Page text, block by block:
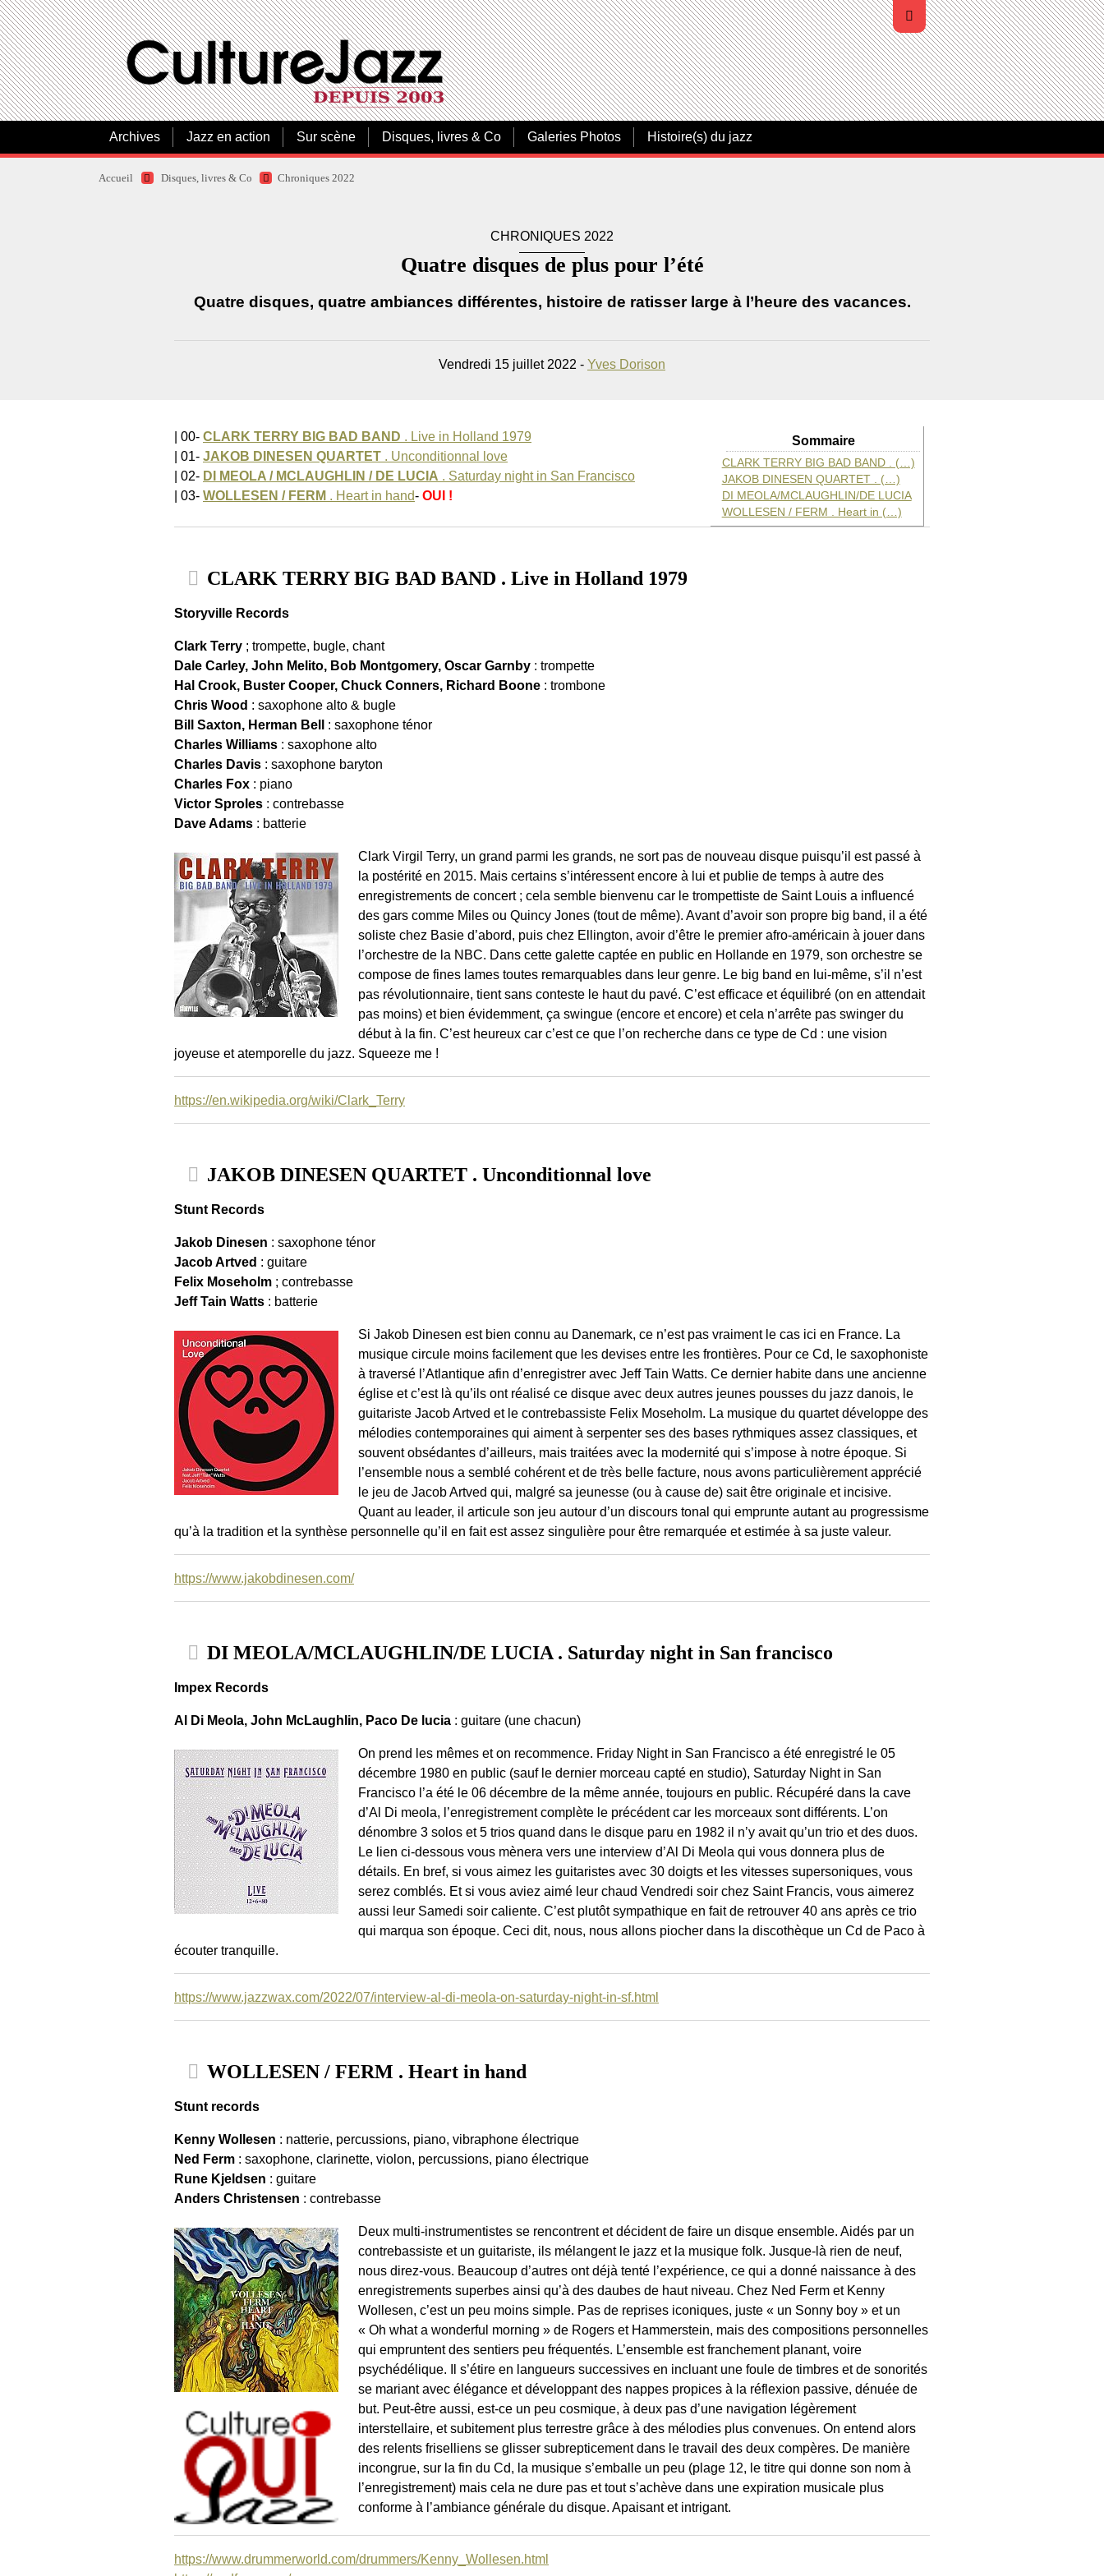
Archives Jazz en action Sur scène Disques, livres & Co Galeries Photos Histoire(s) du jazz
Accueil Disques, livres & Co Chroniques 2022
CHRONIQUES 2022
Quatre disques de plus pour l’été
Quatre disques, quatre ambiances différentes, histoire de ratisser large à l’heure des vacances.
Vendredi 15 juillet 2022 - Yves Dorison
Sommaire
CLARK TERRY BIG BAD BAND . (…)
JAKOB DINESEN QUARTET . (…)
DI MEOLA/MCLAUGHLIN/DE LUCIA
WOLLESEN / FERM . Heart in (…)
| 00- CLARK TERRY BIG BAD BAND . Live in Holland 1979
| 01- JAKOB DINESEN QUARTET . Unconditionnal love
| 02- DI MEOLA / MCLAUGHLIN / DE LUCIA . Saturday night in San Francisco
| 03- WOLLESEN / FERM . Heart in hand- OUI !
CLARK TERRY BIG BAD BAND . Live in Holland 1979
Storyville Records
Clark Terry ; trompette, bugle, chant
Dale Carley, John Melito, Bob Montgomery, Oscar Garnby : trompette
Hal Crook, Buster Cooper, Chuck Conners, Richard Boone : trombone
Chris Wood : saxophone alto & bugle
Bill Saxton, Herman Bell : saxophone ténor
Charles Williams : saxophone alto
Charles Davis : saxophone baryton
Charles Fox : piano
Victor Sproles : contrebasse
Dave Adams : batterie
Clark Virgil Terry, un grand parmi les grands, ne sort pas de nouveau disque puisqu’il est passé à
la postérité en 2015. Mais certains s’intéressent encore à lui et publie de temps à autre des
enregistrements de concert ; cela semble bienvenu car le trompettiste de Saint Louis a influencé
des gars comme Miles ou Quincy Jones (tout de même). Avant d’avoir son propre big band, il a été
soliste chez Basie d’abord, puis chez Ellington, avoir d’être le premier afro-américain à jouer dans
l’orchestre de la NBC. Dans cette galette captée en public en Hollande en 1979, son orchestre se
compose de fines lames toutes remarquables dans leur genre. Le big band en lui-même, s’il n’est
pas révolutionnaire, tient sans conteste le haut du pavé. C’est efficace et équilibré (on en attendait
pas moins) et bien évidemment, ça swingue (encore et encore) et cela n’arrête pas swinger du
début à la fin. C’est heureux car c’est ce que l’on recherche dans ce type de Cd : une vision
joyeuse et atemporelle du jazz. Squeeze me !
https://en.wikipedia.org/wiki/Clark_Terry
JAKOB DINESEN QUARTET . Unconditionnal love
Stunt Records
Jakob Dinesen : saxophone ténor
Jacob Artved : guitare
Felix Moseholm ; contrebasse
Jeff Tain Watts : batterie
Si Jakob Dinesen est bien connu au Danemark, ce n’est pas vraiment le cas ici en France. La
musique circule moins facilement que les devises entre les frontières. Pour ce Cd, le saxophoniste
à traversé l’Atlantique afin d’enregistrer avec Jeff Tain Watts. Ce dernier habite dans une ancienne
église et c’est là qu’ils ont réalisé ce disque avec deux autres jeunes pousses du jazz danois, le
guitariste Jacob Artved et le contrebassiste Felix Moseholm. La musique du quartet développe des
mélodies contemporaines qui aiment à serpenter ses des bases rythmiques assez classiques, et
souvent obsédantes d’ailleurs, mais traitées avec la modernité qui s’impose à notre époque. Si
l’ensemble nous a semblé cohérent et de très belle facture, nous avons particulièrement apprécié
le jeu de Jacob Artved qui, malgré sa jeunesse (ou à cause de) sait être originale et incisive.
Quant au leader, il articule son jeu autour d’un discours tonal qui emprunte autant au progressisme
qu’à la tradition et la synthèse personnelle qu’il en fait est assez singulière pour être remarquée et estimée à sa juste valeur.
https://www.jakobdinesen.com/
DI MEOLA/MCLAUGHLIN/DE LUCIA . Saturday night in San francisco
Impex Records
Al Di Meola, John McLaughlin, Paco De lucia : guitare (une chacun)
On prend les mêmes et on recommence. Friday Night in San Francisco a été enregistré le 05
décembre 1980 en public (sauf le dernier morceau capté en studio), Saturday Night in San
Francisco l’a été le 06 décembre de la même année, toujours en public. Récupéré dans la cave
d’Al Di meola, l’enregistrement complète le précédent car les morceaux sont différents. L’on
dénombre 3 solos et 5 trios quand dans le disque paru en 1982 il n’y avait qu’un trio et des duos.
Le lien ci-dessous vous mènera vers une interview d’Al Di Meola qui vous donnera plus de
détails. En bref, si vous aimez les guitaristes avec 30 doigts et les vitesses supersoniques, vous
serez comblés. Et si vous aviez aimé leur chaud Vendredi soir chez Saint Francis, vous aimerez
aussi leur Samedi soir caliente. C’est plutôt sympathique en fait de retrouver 40 ans après ce trio
qui marqua son époque. Ceci dit, nous, nous allons piocher dans la discothèque un Cd de Paco à
écouter tranquille.
https://www.jazzwax.com/2022/07/interview-al-di-meola-on-saturday-night-in-sf.html
WOLLESEN / FERM . Heart in hand
Stunt records
Kenny Wollesen : natterie, percussions, piano, vibraphone électrique
Ned Ferm : saxophone, clarinette, violon, percussions, piano électrique
Rune Kjeldsen : guitare
Anders Christensen : contrebasse
Deux multi-instrumentistes se rencontrent et décident de faire un disque ensemble. Aidés par un
contrebassiste et un guitariste, ils mélangent le jazz et la musique folk. Jusque-là rien de neuf,
nous direz-vous. Beaucoup d’autres ont déjà tenté l’expérience, ce qui a donné naissance à des
enregistrements superbes ainsi qu’à des daubes de haut niveau. Chez Ned Ferm et Kenny
Wollesen, c’est un peu moins simple. Pas de reprises iconiques, juste « un Sonny boy » et un
« Oh what a wonderful morning » de Rogers et Hammerstein, mais des compositions personnelles
qui empruntent des sentiers peu fréquentés. L’ensemble est franchement planant, voire
psychédélique. Il s’étire en langueurs successives en incluant une foule de timbres et de sonorités
se mariant avec élégance et développant des nappes propices à la réflexion passive, dénuée de
but. Peut-être aussi, est-ce un peu cosmique, à deux pas d’une navigation légèrement
interstellaire, et subitement plus terrestre grâce à des mélodies plus convenues. On entend alors
des relents friselliens se glisser subrepticement dans le travail des deux compères. De manière
incongrue, sur la fin du Cd, la musique s’emballe un peu (plage 12, le titre qui donne son nom à
l’enregistrement) mais cela ne dure pas et tout s’achève dans une expiration musicale plus
conforme à l’ambiance générale du disque. Apaisant et intrigant.
https://www.drummerworld.com/drummers/Kenny_Wollesen.html